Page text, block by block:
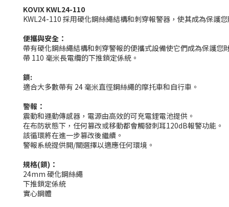
KOVIX KWL24-110
KWL24-110 採用硬化鋼絲繩結構和刺穿報警器，使其成為保護
便攜與安全：
帶有硬化鋼絲繩結構和刺穿警報的便攜式設備使它們成為保護您
帶 110 毫米長電纜的下推鎖定係統。
鎖:
適合大多數帶有 24 毫米直徑鋼絲繩的摩托車和自行車。
警報：
震動和運動傳感器，電源由高效的可充電鋰電池提供。
在布防狀態下，任何篡改或移動都會觸發刺耳120dB報警功能。
該循環將在進一步篡改後繼續。
警報系統提供開/關選擇以適應任何環境。
規格(鎖)：
24mm 硬化鋼絲繩
下推鎖定係統
實心鋼體